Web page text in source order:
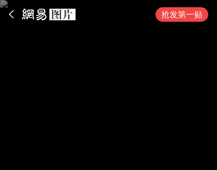
抢发第一贴
App内打开